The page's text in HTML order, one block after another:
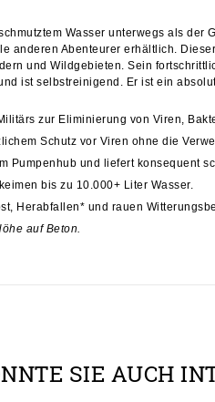
Wasser unterwegs als
anderen Abenteurer erhältlich.
und Wildgebieten. Sein
ist selbstreinigend. Er ist ein
zur Eliminierung von Viren,
Schutz vor Viren ohne die
Pumpenhub und liefert konsequent
bis zu 10.000+ Liter Wasser.
Herabfallen* und rauen
auf Beton.
SIE AUCH